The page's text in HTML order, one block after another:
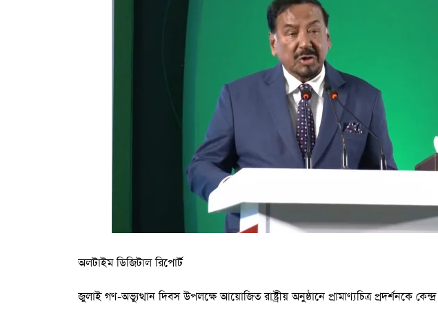
মাধ্যমেই সংস্কারের বাস্তবায়ন সম্ভব।
গুম প্রতিরোধে পৃথক আইন প্রণয়নের উদ্যোগের কথাও জানান তিনি। বলেন, গুমসহ
শাস্তির বিধান রাখা হবে। পাশাপাশি জুলাইয়ে আহতদের ক্ষতির মাত্রা অনুযায়ী ক, খ ও গ
তালিকাভুক্ত না হওয়া ব্যক্তিদের অন্তর্ভুক্ত করার আহ্বান জানান তিনি।
আওয়ামী লীগের বিচার প্রসঙ্গে সালাহউদ্দিন আহমদ বলেন, ব্যক্তি যেমন মানবতাবিরোধী
পারেন, তেমনি কোনো রাজনৈতিক দলও আইনের আওতায় আসতে পারে। তবে নির্বাহী
নন তিনি। এ বিষয়ে আদালতই চূড়ান্ত সিদ্ধান্ত দেবেন বলে মন্তব্য করেন।
বক্তব্যের শেষদিকে তিনি বলেন, বাংলাদেশে আর কোনো দিন যেন ফ্যাসিবাদের উত্থান না
থাকতে হবে। জুলাই জাদুঘরকে তিনি ‘জীবন্ত ইতিহাস’ হিসেবে উল্লেখ করে ভবিষ্যৎ
জানান। একই সঙ্গে তিনি বলেন, জুলাই গণ-অভ্যুত্থানের অর্জন ও আকাঙ্ক্ষা বাস্তবায়নই এখন
অলটাইম ডিজিটাল রিপোর্ট
জুলাই গণ-অভ্যুত্থান দিবস উপলক্ষে আয়োজিত রাষ্ট্রীয় অনুষ্ঠানে প্রামাণ্যচিত্র প্রদর্শনকে